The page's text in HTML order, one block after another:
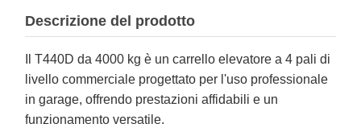
Descrizione del prodotto
Il T440D da 4000 kg è un carrello elevatore a 4 pali di
livello commerciale progettato per l'uso professionale
in garage, offrendo prestazioni affidabili e un
funzionamento versatile.